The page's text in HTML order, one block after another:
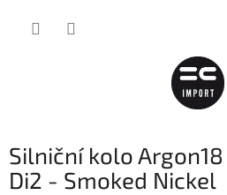
Silniční kolo
Di2 - Smoked Nickel